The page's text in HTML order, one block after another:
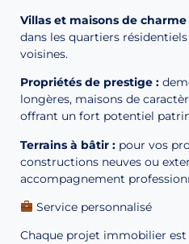
Villas et maisons de charme
dans les quartiers
voisines.
Propriétés de prestige :
longères, maisons de
offrant un fort potentiel
Terrains à bâtir : pour vos
constructions neuves ou
accompagnement
Service personnalisé
Chaque projet immobilier est